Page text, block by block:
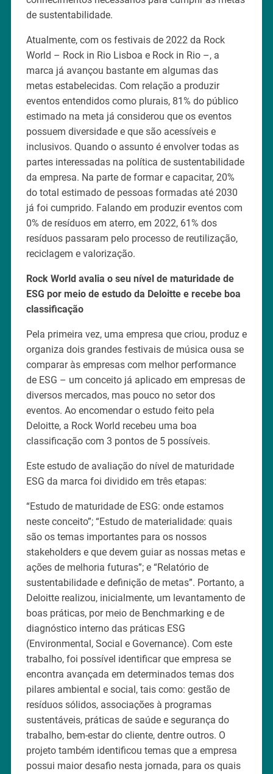
de sustentabilidade.
Atualmente, com os festivais de 2022 da Rock
World – Rock in Rio Lisboa e Rock in Rio –, a
marca já avançou bastante em algumas das
metas estabelecidas. Com relação a produzir
eventos entendidos como plurais, 81% do público
estimado na meta já considerou que os eventos
possuem diversidade e que são acessíveis e
inclusivos. Quando o assunto é envolver todas as
partes interessadas na política de sustentabilidade
da empresa. Na parte de formar e capacitar, 20%
do total estimado de pessoas formadas até 2030
já foi cumprido. Falando em produzir eventos com
0% de resíduos em aterro, em 2022, 61% dos
resíduos passaram pelo processo de reutilização,
reciclagem e valorização.
Rock World avalia o seu nível de maturidade de
ESG por meio de estudo da Deloitte e recebe boa
classificação
Pela primeira vez, uma empresa que criou, produz e
organiza dois grandes festivais de música ousa se
comparar às empresas com melhor performance
de ESG – um conceito já aplicado em empresas de
diversos mercados, mas pouco no setor dos
eventos. Ao encomendar o estudo feito pela
Deloitte, a Rock World recebeu uma boa
classificação com 3 pontos de 5 possíveis.
Este estudo de avaliação do nível de maturidade
ESG da marca foi dividido em três etapas:
“Estudo de maturidade de ESG: onde estamos
neste conceito”; “Estudo de materialidade: quais
são os temas importantes para os nossos
stakeholders e que devem guiar as nossas metas e
ações de melhoria futuras”; e “Relatório de
sustentabilidade e definição de metas”. Portanto, a
Deloitte realizou, inicialmente, um levantamento de
boas práticas, por meio de Benchmarking e de
diagnóstico interno das práticas ESG
(Environmental, Social e Governance). Com este
trabalho, foi possível identificar que empresa se
encontra avançada em determinados temas dos
pilares ambiental e social, tais como: gestão de
resíduos sólidos, associações à programas
sustentáveis, práticas de saúde e segurança do
trabalho, bem-estar do cliente, dentre outros. O
projeto também identificou temas que a empresa
possui maior desafio nesta jornada, para os quais